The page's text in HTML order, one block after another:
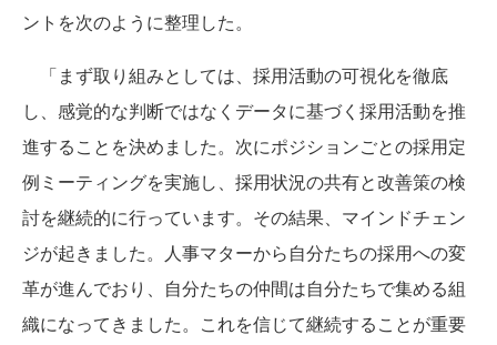
ントを次のように整理した。
「まず取り組みとしては、採用活動の可視化を徹底
し、感覚的な判断ではなくデータに基づく採用活動を推
進することを決めました。次にポジションごとの採用定
例ミーティングを実施し、採用状況の共有と改善策の検
討を継続的に行っています。その結果、マインドチェン
ジが起きました。人事マターから自分たちの採用への変
革が進んでおり、自分たちの仲間は自分たちで集める組
織になってきました。これを信じて継続することが重要